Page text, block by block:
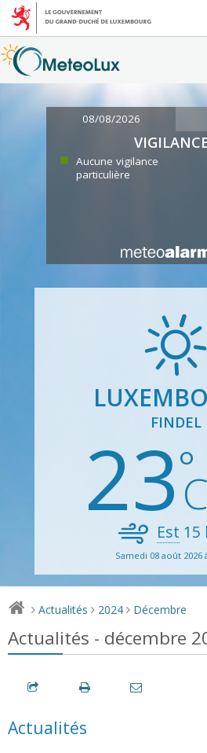
08/08/2026
Aucune vigilance
particulière
FINDEL
23
Est 15
Samedi 08 août 2026
> Actualités > 2024 > Décembre
Actualités - décembre
Actualités